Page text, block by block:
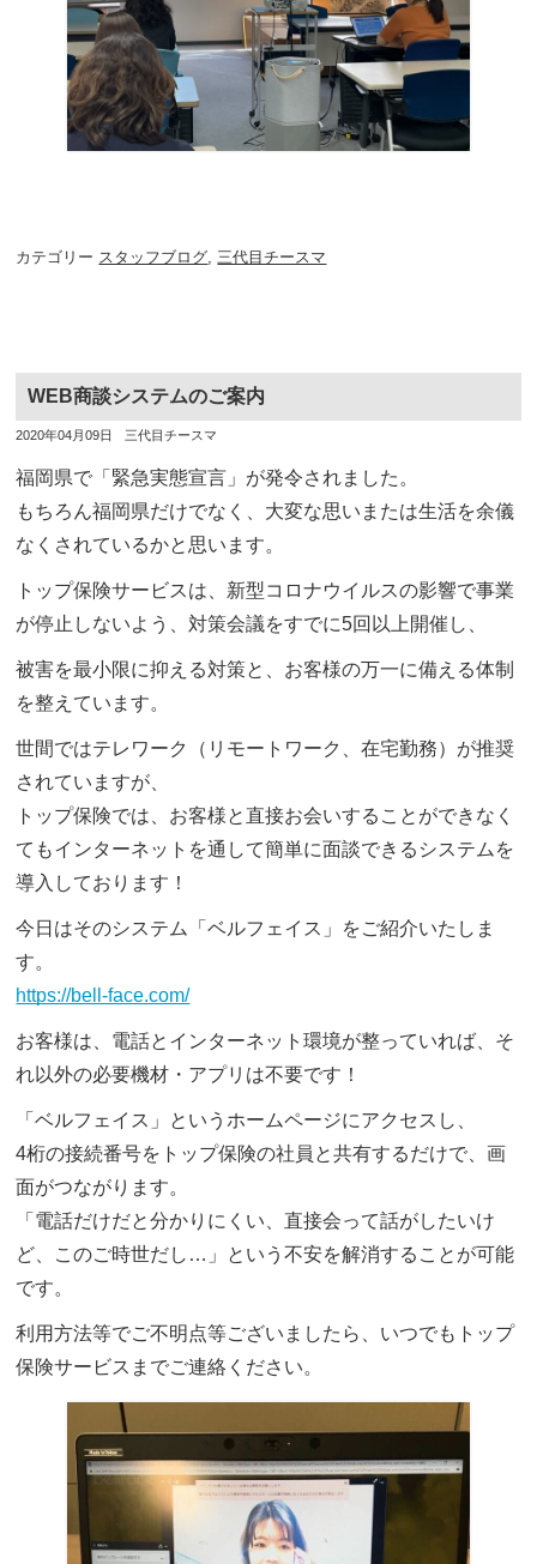
カテゴリー スタッフブログ 三代目チースマ
WEB商談システムのご案内
投
日
2020年04月09日
投
者
三代目チースマ
福岡県で「緊急実態宣言」が発令されました。
もちろん福岡県だけでなく、大変な思いまたは生活を余儀
なくされているかと思います。
トップ保険サービスは、新型コロナウイルスの影響で事業
が停止しないよう、対策会議をすでに5回以上開催し、
被害を最小限に抑える対策と、お客様の万一に備える体制
を整えています。
世間ではテレワーク（リモートワーク、在宅勤務）が推奨
されていますが、
トップ保険では、お客様と直接お会いすることができなく
てもインターネットを通して簡単に面談できるシステムを
導入しております！
今日はそのシステム「ベルフェイス」をご紹介いたしま
す。
https://bell-face.com/
お客様は、電話とインターネット環境が整っていれば、そ
れ以外の必要機材・アプリは不要です！
「ベルフェイス」というホームページにアクセスし、
4桁の接続番号をトップ保険の社員と共有するだけで、画
面がつながります。
「電話だけだと分かりにくい、直接会って話がしたいけ
ど、このご時世だし…」という不安を解消することが可能
です。
利用方法等でご不明点等ございましたら、いつでもトップ
保険サービスまでご連絡ください。